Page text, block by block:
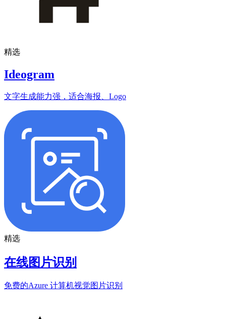
精选
Ideogram
文字生成能力强，适合海报、Logo
精选
在线图片识别
免费的Azure 计算机视觉图片识别